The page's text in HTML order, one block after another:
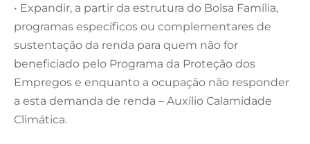
• Expandir, a partir da estrutura do Bolsa Família,
programas específicos ou complementares de
sustentação da renda para quem não for
beneficiado pelo Programa da Proteção dos
Empregos e enquanto a ocupação não responder
a esta demanda de renda – Auxílio Calamidade
Climática.